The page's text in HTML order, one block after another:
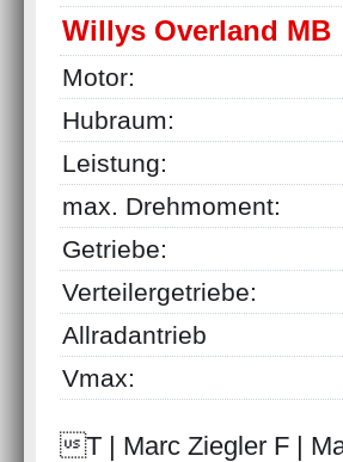
Willys Overland MB
Motor:
Hubraum:
Leistung:
max. Drehmoment:
Getriebe:
Verteilergetriebe:
Allradantrieb
Vmax:
T | Marc Ziegler F |